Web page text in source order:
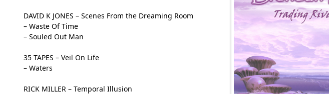
DAVID K JONES – Scenes From the Dreaming Room
– Waste Of Time
– Souled Out Man
35 TAPES – Veil On Life
– Waters
RICK MILLER – Temporal Illusion